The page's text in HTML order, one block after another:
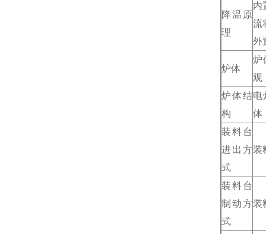
降温原
理
内
流
外
炉体
炉
观
炉体结
构
电
体
装料台
进出方
式
装
装料台
制动方
式
装